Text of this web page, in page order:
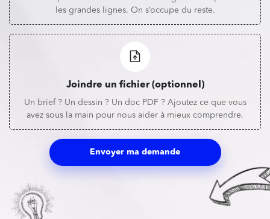
les grandes lignes. On s’occupe du reste.
Joindre un fichier (optionnel)
Un brief ? Un dessin ? Un doc PDF ? Ajoutez ce que vous
avez sous la main pour nous aider à mieux comprendre.
Envoyer ma demande